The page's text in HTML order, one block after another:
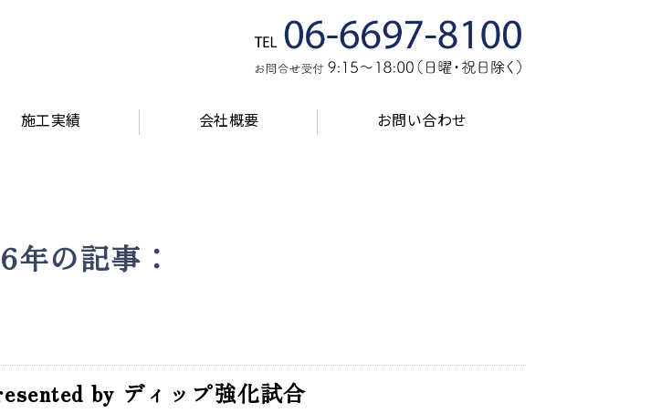
外装・リフォームなど各種建築工事なら大阪市住吉区の
施工実績 会社概要 お問い合わせ
年の記事：
by ディップ強化試合